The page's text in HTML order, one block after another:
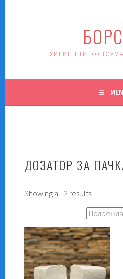
ХИГИЕННИ
ДОЗАТОР ЗА
Showing all 2 results